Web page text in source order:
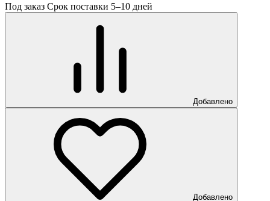
Под заказ Срок поставки 5–10 дней
Добавлено
Добавлено